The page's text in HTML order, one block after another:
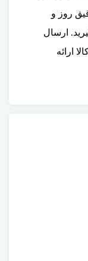
روز و
ارسال
ارائه